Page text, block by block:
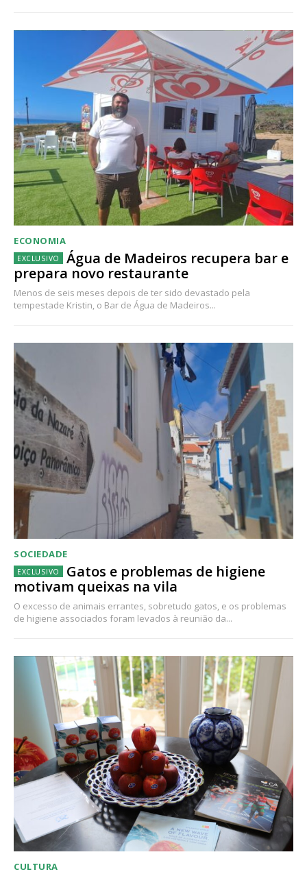
ECONOMIA
Água de Madeiros recupera bar e
prepara novo restaurante
Menos de seis meses depois de ter sido devastado pela
tempestade Kristin, o Bar de Água de Madeiros...
SOCIEDADE
Gatos e problemas de higiene
motivam queixas na vila
O excesso de animais errantes, sobretudo gatos, e os problemas
de higiene associados foram levados à reunião da...
CULTURA